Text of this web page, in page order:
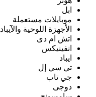
ابل
موبايلات مستعملة
الأجهزة اللوحية والآيباد
اتش ام دى
انفينيكس
ايباد
تي سي إل
جي تاب
دوجى